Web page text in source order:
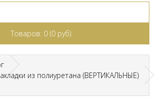
Товаров: 0 (0 руб)
из полиуретана (ВЕРТИКАЛЬНЫЕ)